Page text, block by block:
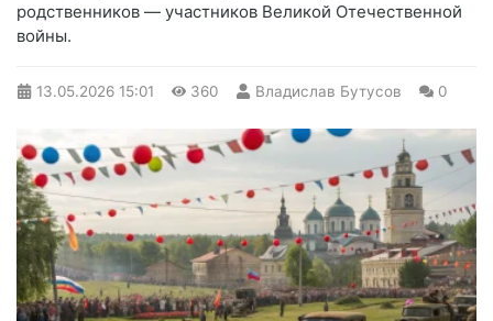
родственников — участников Великой Отечественной
войны.
13.05.2026 15:01 360 Владислав Бутусов 0